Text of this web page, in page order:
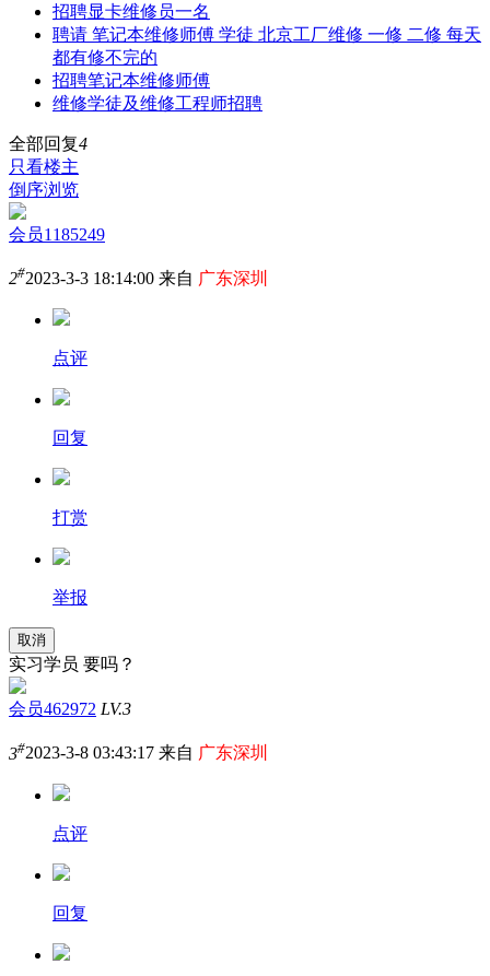
招聘显卡维修员一名
聘请 笔记本维修师傅 学徒 北京工厂维修 一修 二修 每天
都有修不完的
招聘笔记本维修师傅
维修学徒及维修工程师招聘
全部回复4
只看楼主
倒序浏览
会员1185249
2#2023-3-3 18:14:00 来自 广东深圳
点评
回复
打赏
举报
取消
实习学员 要吗？
会员462972 LV.3
3#2023-3-8 03:43:17 来自 广东深圳
点评
回复